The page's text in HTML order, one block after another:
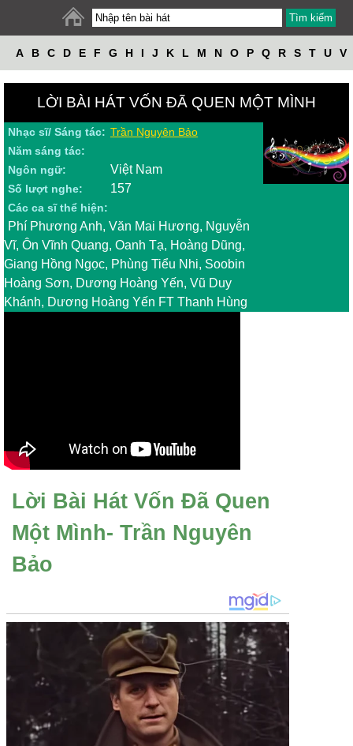
A B C D E F G H I J K L M N O P Q R S T U V
LỜI BÀI HÁT VỐN ĐÃ QUEN MỘT MÌNH
Nhạc sĩ/ Sáng tác: Trần Nguyên Bảo
Năm sáng tác:
Ngôn ngữ:
Việt Nam
Số lượt nghe: 157
Các ca sĩ thể hiện:
Phí Phương Anh, Văn Mai Hương, Nguyễn
Vĩ, Ôn Vĩnh Quang, Oanh Tạ, Hoàng Dũng,
Giang Hồng Ngọc, Phùng Tiểu Nhi, Soobin
Hoàng Sơn, Dương Hoàng Yến, Vũ Duy
Khánh, Dương Hoàng Yến FT Thanh Hùng
Lời Bài Hát Vốn Đã Quen
Một Mình- Trần Nguyên
Bảo